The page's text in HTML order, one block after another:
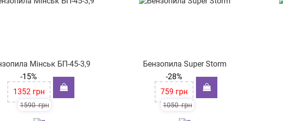
Мінськ БП-45-3,9
1590грн
-15%
1352грн
Бензопила Super Storm
1050грн
-28%
759 грн